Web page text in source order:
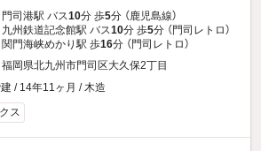
門司港駅 バス10分 歩5分 （鹿児島線）
九州鉄道記念館駅 バス10分 歩5分 （門司レトロ）
関門海峡めかり駅 歩16分 （門司レトロ）
福岡県北九州市門司区大久保2丁目
/ 14年11ヶ月 / 木造
ス